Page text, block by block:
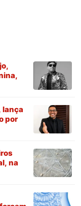
lança
por
na